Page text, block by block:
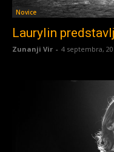
Novice
Laurylin
Zunanji Vir - 4 septembra,